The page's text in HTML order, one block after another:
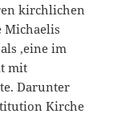
kirchlichen
Michaelis
‚eine im
mit
Darunter
Kirche